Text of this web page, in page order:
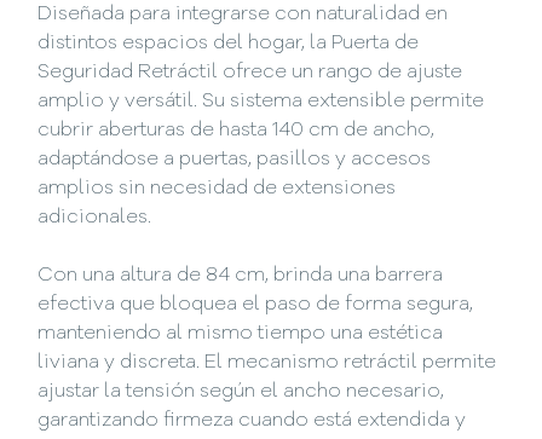
Diseñada para integrarse con naturalidad en
distintos espacios del hogar, la Puerta de
Seguridad Retráctil ofrece un rango de ajuste
amplio y versátil. Su sistema extensible permite
cubrir aberturas de hasta 140 cm de ancho,
adaptándose a puertas, pasillos y accesos
amplios sin necesidad de extensiones
adicionales.
Con una altura de 84 cm, brinda una barrera
efectiva que bloquea el paso de forma segura,
manteniendo al mismo tiempo una estética
liviana y discreta. El mecanismo retráctil permite
ajustar la tensión según el ancho necesario,
garantizando firmeza cuando está extendida y